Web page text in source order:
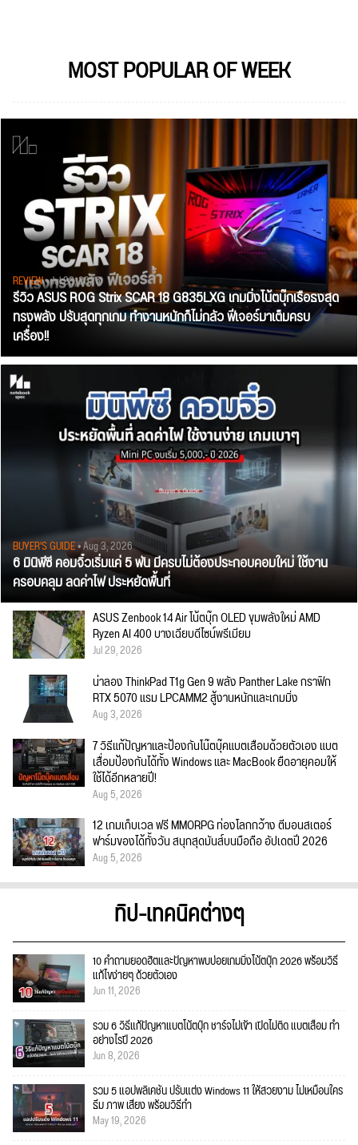
MOST POPULAR OF WEEK
REVIEW• Jul 28, 2026
รีวิว ASUS ROG Strix SCAR 18 G835LXG เกมมิ่งโน้ตบุ๊กเรือธงสุด
ทรงพลัง ปรับสุดทุกเกม ทำงานหนักก็ไม่กลัว ฟีเจอร์มาเต็มครบ
เครื่อง!!
BUYER'S GUIDE• Aug 3, 2026
6 มินิพีซี คอมจิ๋วเริ่มแค่ 5 พัน มีครบไม่ต้องประกอบคอมใหม่ ใช้งาน
ครอบคลุม ลดค่าไฟ ประหยัดพื้นที่
ASUS Zenbook 14 Air โน้ตบุ๊ก OLED ขุมพลังใหม่ AMD
Ryzen AI 400 บางเฉียบดีไซน์พรีเมียม
Jul 29, 2026
น่าลอง ThinkPad T1g Gen 9 พลัง Panther Lake กราฟิก
RTX 5070 แรม LPCAMM2 สู้งานหนักและเกมมิ่ง
Aug 3, 2026
7 วิธีแก้ปัญหาและป้องกันโน๊ตบุ๊คแบตเสื่อมด้วยตัวเอง แบต
เสื่อมป้องกันได้ทั้ง Windows และ MacBook ยืดอายุคอมให้
ใช้ได้อีกหลายปี!
Aug 5, 2026
12 เกมเก็บเวล ฟรี MMORPG ท่องโลกกว้าง ตีมอนสเตอร์
ฟาร์มของได้ทั้งวัน สนุกสุดมันส์บนมือถือ อัปเดตปี 2026
Aug 5, 2026
ทิป-เทคนิคต่างๆ
10 คำถามยอดฮิตและปัญหาพบบ่อยเกมมิ่งโน้ตบุ๊ก 2026 พร้อมวิธี
แก้ไขง่ายๆ ด้วยตัวเอง
Jun 11, 2026
รวม 6 วิธีแก้ปัญหาแบตโน้ตบุ๊ก ชาร์จไม่เข้า เปิดไม่ติด แบตเสื่อม ทำ
อย่างไรปี 2026
Jun 8, 2026
รวม 5 แอปพลิเคชัน ปรับแต่ง Windows 11 ให้สวยงาม ไม่เหมือนใคร
ธีม ภาพ เสียง พร้อมวิธีทำ
May 19, 2026